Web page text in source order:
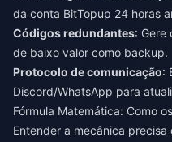
da conta BitTopup 24 horas
Códigos redundantes: Gere
de baixo valor como backup.
Protocolo de comunicação:
Discord/WhatsApp para
Fórmula Matemática: Como
Entender a mecânica